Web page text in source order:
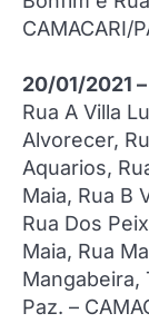
CAMACARI/
20/01/2021
Rua A Villa
Alvorecer,
Aquarios,
Maia, Rua B
Rua Dos
Maia, Rua
Mangabeira,
Paz. –